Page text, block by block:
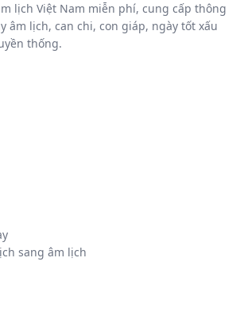
lịch Việt Nam miễn phí, cung cấp thông
âm lịch, can chi, con giáp, ngày tốt xấu
thống.
sang âm lịch